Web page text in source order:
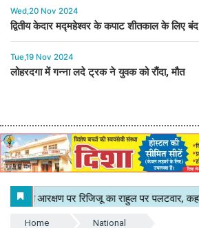
Wed,20 Nov 2024
द्वितीय केदार मद्महेश्वर के कपाट शीतकाल के लिए बंद
Tue,19 Nov 2024
लोहरदगा में गन्ना लदे ट्रक ने युवक को रौंदा, मौत
Home National